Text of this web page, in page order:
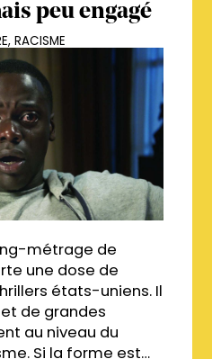
peu engagé
, RACISME
métrage de
une dose de
états-uniens. Il
de grandes
au niveau du
Si la forme est…